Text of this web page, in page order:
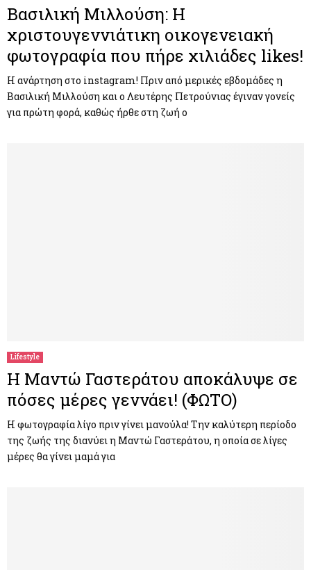
Βασιλική Μιλλούση: H
χριστουγεννιάτικη οικογενειακή
φωτογραφία που πήρε χιλιάδες likes!
Η ανάρτηση στο instagram! Πριν από μερικές εβδομάδες η
Βασιλική Μιλλούση και ο Λευτέρης Πετρούνιας έγιναν γονείς
για πρώτη φορά, καθώς ήρθε στη ζωή ο
Lifestyle
Η Μαντώ Γαστεράτου αποκάλυψε σε
πόσες μέρες γεννάει! (ΦΩΤΟ)
Η φωτογραφία λίγο πριν γίνει μανούλα! Την καλύτερη περίοδο
της ζωής της διανύει η Μαντώ Γαστεράτου, η οποία σε λίγες
μέρες θα γίνει μαμά για